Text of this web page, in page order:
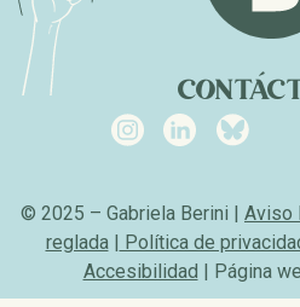
© 2025 – Gabriela Berini | Aviso
reglada| Política de
Accesibilidad | Página